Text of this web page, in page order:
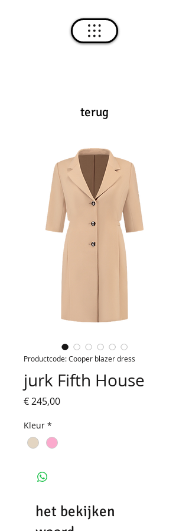
terug
Productcode: Cooper blazer dress
jurk Fifth House
€ 245,00Prijs
Kleur *
het bekijken